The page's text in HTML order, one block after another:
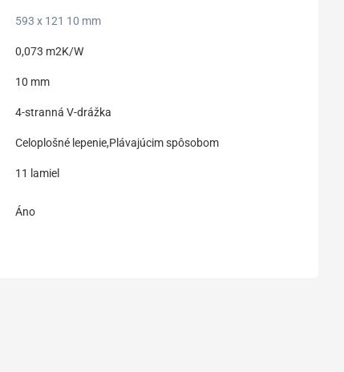
593 x 121 10 mm
0,073 m2K/W
10 mm
4-stranná V-drážka
Celoplošné lepenie,Plávajúcim spôsobom
11 lamiel
Áno